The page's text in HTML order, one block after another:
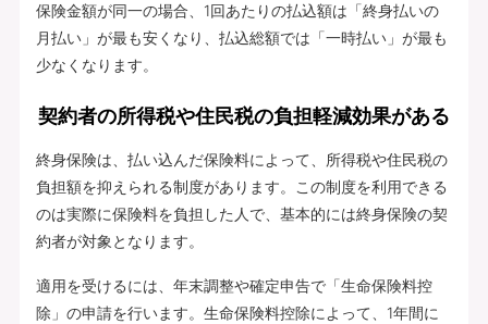
保険金額が同一の場合、1回あたりの払込額は「終身払いの
月払い」が最も安くなり、払込総額では「一時払い」が最も
少なくなります。
契約者の所得税や住民税の負担軽減効果がある
終身保険は、払い込んだ保険料によって、所得税や住民税の
負担額を抑えられる制度があります。この制度を利用できる
のは実際に保険料を負担した人で、基本的には終身保険の契
約者が対象となります。
適用を受けるには、年末調整や確定申告で「生命保険料控
除」の申請を行います。生命保険料控除によって、1年間に